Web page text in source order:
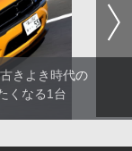
きよき時代の
くなる1台